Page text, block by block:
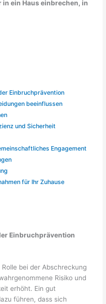
ein Haus einbrechen, in
Einbruchprävention
beeinflussen
und Sicherheit
Engagement
für Ihr Zuhause
Einbruchprävention
bei der Abschreckung
Risiko und
erhöht. Ein gut
führen, dass sich